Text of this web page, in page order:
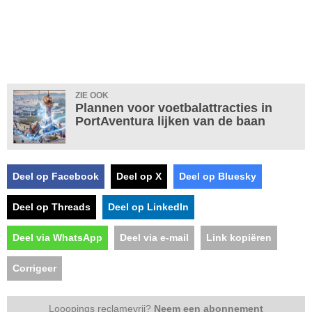
ZIE OOK
Plannen voor voetbalattracties in
PortAventura lijken van de baan
Deel op Facebook Deel op X Deel op Bluesky
Deel op Threads Deel op LinkedIn
Deel via WhatsApp Deel via e-mail Link kopiëren
Corrigeer
Looopings reclamevrij? Neem een abonnement